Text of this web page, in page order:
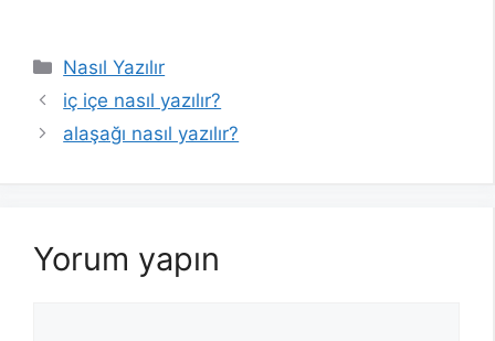
Kategoriler
Nasıl Yazılır
iç içe nasıl yazılır?
alaşağı nasıl yazılır?
Yorum yapın